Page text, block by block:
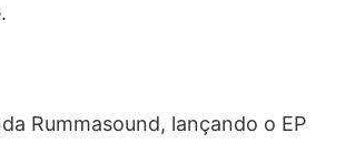
Rummasound, lançando o EP